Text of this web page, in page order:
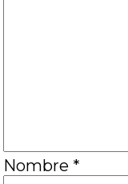
Nombre *